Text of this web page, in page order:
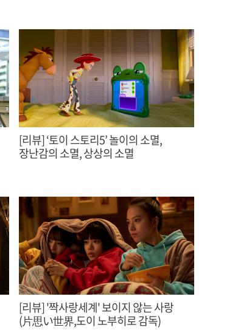
[리뷰] ‘토이 스토리5’ 놀이의 소멸,
장난감의 소멸, 상상의 소멸
[리뷰] '짝사랑세계' 보이지 않는 사랑
(片思い世界,도이 노부히로 감독)